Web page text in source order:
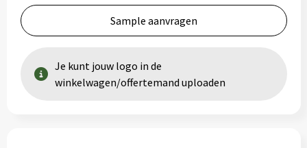
Sample aanvragen
Je kunt jouw logo in de
winkelwagen/offertemand uploaden